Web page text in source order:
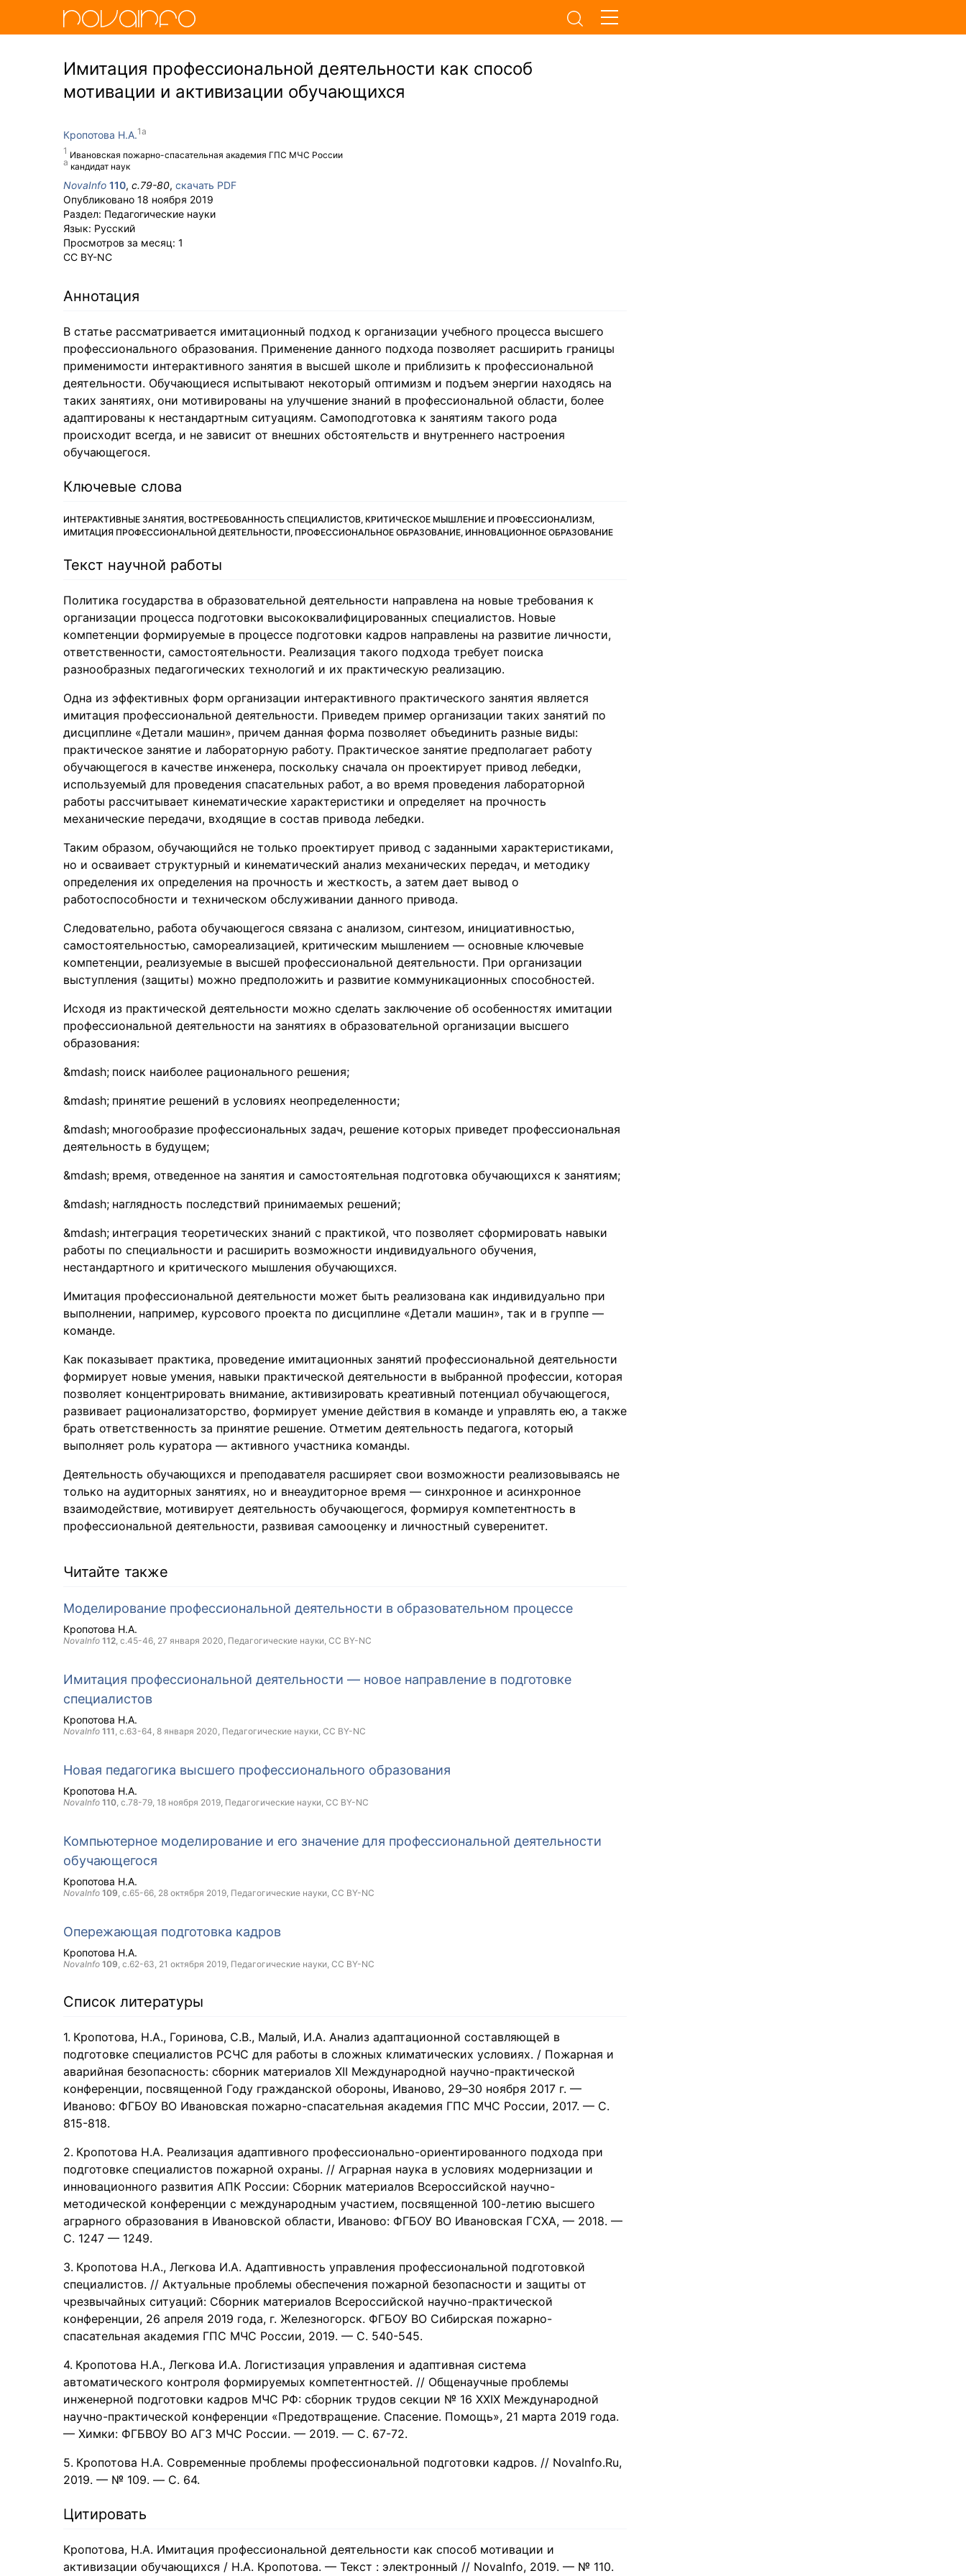
Имитация профессиональной деятельности как способ
мотивации и активизации обучающихся
Кропотова Н.А.
Ивановская пожарно-спасательная академия ГПС МЧС России
кандидат наук
NovaInfo 110, с.79-80, скачать PDF
Опубликовано 18 ноября 2019
Раздел: Педагогические науки
Язык: Русский
Просмотров за месяц: 1
CC BY-NC
Аннотация
В статье рассматривается имитационный подход к организации учебного процесса высшего
профессионального образования. Применение данного подхода позволяет расширить границы
применимости интерактивного занятия в высшей школе и приблизить к профессиональной
деятельности. Обучающиеся испытывают некоторый оптимизм и подъем энергии находясь на
таких занятиях, они мотивированы на улучшение знаний в профессиональной области, более
адаптированы к нестандартным ситуациям. Самоподготовка к занятиям такого рода
происходит всегда, и не зависит от внешних обстоятельств и внутреннего настроения
обучающегося.
Ключевые слова
ИНТЕРАКТИВНЫЕ ЗАНЯТИЯ, ВОСТРЕБОВАННОСТЬ СПЕЦИАЛИСТОВ, КРИТИЧЕСКОЕ МЫШЛЕНИЕ И ПРОФЕССИОНАЛИЗМ,
ИМИТАЦИЯ ПРОФЕССИОНАЛЬНОЙ ДЕЯТЕЛЬНОСТИ, ПРОФЕССИОНАЛЬНОЕ ОБРАЗОВАНИЕ, ИННОВАЦИОННОЕ ОБРАЗОВАНИЕ
Текст научной работы
Политика государства в образовательной деятельности направлена на новые требования к
организации процесса подготовки высококвалифицированных специалистов. Новые
компетенции формируемые в процессе подготовки кадров направлены на развитие личности,
ответственности, самостоятельности. Реализация такого подхода требует поиска
разнообразных педагогических технологий и их практическую реализацию.
Одна из эффективных форм организации интерактивного практического занятия является
имитация профессиональной деятельности. Приведем пример организации таких занятий по
дисциплине «Детали машин», причем данная форма позволяет объединить разные виды:
практическое занятие и лабораторную работу. Практическое занятие предполагает работу
обучающегося в качестве инженера, поскольку сначала он проектирует привод лебедки,
используемый для проведения спасательных работ, а во время проведения лабораторной
работы рассчитывает кинематические характеристики и определяет на прочность
механические передачи, входящие в состав привода лебедки.
Таким образом, обучающийся не только проектирует привод с заданными характеристиками,
но и осваивает структурный и кинематический анализ механических передач, и методику
определения их определения на прочность и жесткость, а затем дает вывод о
работоспособности и техническом обслуживании данного привода.
Следовательно, работа обучающегося связана с анализом, синтезом, инициативностью,
самостоятельностью, самореализацией, критическим мышлением — основные ключевые
компетенции, реализуемые в высшей профессиональной деятельности. При организации
выступления (защиты) можно предположить и развитие коммуникационных способностей.
Исходя из практической деятельности можно сделать заключение об особенностях имитации
профессиональной деятельности на занятиях в образовательной организации высшего
образования:
поиск наиболее рационального решения;
принятие решений в условиях неопределенности;
многообразие профессиональных задач, решение которых приведет профессиональная
деятельность в будущем;
время, отведенное на занятия и самостоятельная подготовка обучающихся к занятиям;
наглядность последствий принимаемых решений;
интеграция теоретических знаний с практикой, что позволяет сформировать навыки
работы по специальности и расширить возможности индивидуального обучения,
нестандартного и критического мышления обучающихся.
Имитация профессиональной деятельности может быть реализована как индивидуально при
выполнении, например, курсового проекта по дисциплине «Детали машин», так и в группе —
команде.
Как показывает практика, проведение имитационных занятий профессиональной деятельности
формирует новые умения, навыки практической деятельности в выбранной профессии, которая
позволяет концентрировать внимание, активизировать креативный потенциал обучающегося,
развивает рационализаторство, формирует умение действия в команде и управлять ею, а также
брать ответственность за принятие решение. Отметим деятельность педагога, который
выполняет роль куратора — активного участника команды.
Деятельность обучающихся и преподавателя расширяет свои возможности реализовываясь не
только на аудиторных занятиях, но и внеаудиторное время — синхронное и асинхронное
взаимодействие, мотивирует деятельность обучающегося, формируя компетентность в
профессиональной деятельности, развивая самооценку и личностный суверенитет.
Читайте также
Моделирование профессиональной деятельности в образовательном процессе
Кропотова Н.А.
NovaInfo 112, с.45-46, 27 января 2020, Педагогические науки, CC BY-NC
Имитация профессиональной деятельности — новое направление в подготовке
специалистов
Кропотова Н.А.
NovaInfo 111, с.63-64, 8 января 2020, Педагогические науки, CC BY-NC
Новая педагогика высшего профессионального образования
Кропотова Н.А.
NovaInfo 110, с.78-79, 18 ноября 2019, Педагогические науки, CC BY-NC
Компьютерное моделирование и его значение для профессиональной деятельности
обучающегося
Кропотова Н.А.
NovaInfo 109, с.65-66, 28 октября 2019, Педагогические науки, CC BY-NC
Опережающая подготовка кадров
Кропотова Н.А.
NovaInfo 109, с.62-63, 21 октября 2019, Педагогические науки, CC BY-NC
Список литературы
Кропотова, Н.А., Горинова, С.В., Малый, И.А. Анализ адаптационной составляющей в
подготовке специалистов РСЧС для работы в сложных климатических условиях. / Пожарная и
аварийная безопасность: сборник материалов XII Международной научно-практической
конференции, посвященной Году гражданской обороны, Иваново, 29–30 ноября 2017 г. —
Иваново: ФГБОУ ВО Ивановская пожарно-спасательная академия ГПС МЧС России, 2017. — С.
815-818.
Кропотова Н.А. Реализация адаптивного профессионально-ориентированного подхода при
подготовке специалистов пожарной охраны. // Аграрная наука в условиях модернизации и
инновационного развития АПК России: Сборник материалов Всероссийской научно-
методической конференции с международным участием, посвященной 100-летию высшего
аграрного образования в Ивановской области, Иваново: ФГБОУ ВО Ивановская ГСХА, — 2018. —
С. 1247 — 1249.
Кропотова Н.А., Легкова И.А. Адаптивность управления профессиональной подготовкой
специалистов. // Актуальные проблемы обеспечения пожарной безопасности и защиты от
чрезвычайных ситуаций: Сборник материалов Всероссийской научно-практической
конференции, 26 апреля 2019 года, г. Железногорск. ФГБОУ ВО Сибирская пожарно-
спасательная академия ГПС МЧС России, 2019. — С. 540-545.
Кропотова Н.А., Легкова И.А. Логистизация управления и адаптивная система
автоматического контроля формируемых компетентностей. // Общенаучные проблемы
инженерной подготовки кадров МЧС РФ: сборник трудов секции № 16 ХХIХ Международной
научно-практической конференции «Предотвращение. Спасение. Помощь», 21 марта 2019 года.
— Химки: ФГБВОУ ВО АГЗ МЧС России. — 2019. — С. 67-72.
Кропотова Н.А. Современные проблемы профессиональной подготовки кадров. // NovaInfo.Ru,
2019. — № 109. — С. 64.
Цитировать
Кропотова, Н.А. Имитация профессиональной деятельности как способ мотивации и
активизации обучающихся / Н.А. Кропотова. — Текст : электронный // NovaInfo, 2019. — № 110.